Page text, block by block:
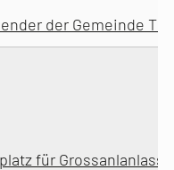
der Gemeinde
für Grossanlanlass